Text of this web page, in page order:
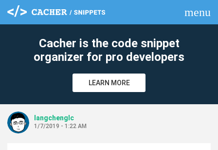
menu
Cacher is the code snippet
organizer for pro developers
LEARN MORE
langchenglc
1/7/2019 - 1:22 AM
clear